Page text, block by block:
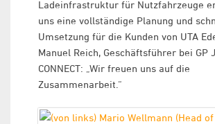
Ladeinfrastruktur für Nutzfahrzeuge
uns eine vollständige Planung und
Umsetzung für die Kunden von UTA
Manuel Reich, Geschäftsführer bei GP
CONNECT: „Wir freuen uns auf die
Zusammenarbeit.“